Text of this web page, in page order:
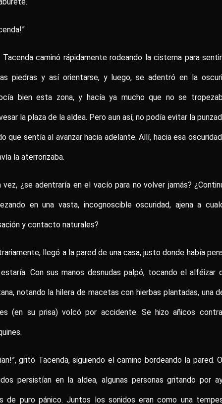
Tacenda caminó rápidamente rodeando la cisterna para
piedras y así orientarse, y luego, se adentró en la
bien esta zona, y hacía ya mucho que no se
la plaza de la aldea. Pero aun así, no podía evitar la
que sentía al avanzar hacia adelante. Allí, hacia esa
la aterrorizaba.
vez, ¿se adentraría en el vacío para no volver jamás?
en una vasta, incognoscible oscuridad, ajena a
y contacto naturales?
llegó a la pared de una casa, justo donde había
Con sus manos desnudas palpó, tocando el alféizar
notando la hilera de macetas con hierbas plantadas, una
(en su prisa) volcó por accidente. Se hizo añicos
gritó Tacenda, siguiendo el camino bordeando la pared.
persistían en la aldea, algunas personas gritando por
de puro pánico. Juntos los sonidos eran como una